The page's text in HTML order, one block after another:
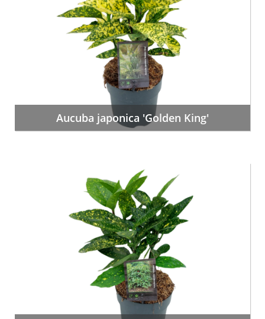
Aucuba japonica 'Golden King'